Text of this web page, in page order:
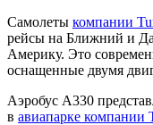
Самолеты компании
рейсы на Ближний и
Америку. Это
оснащенные двумя
Аэробус А330
в авиапарке компании